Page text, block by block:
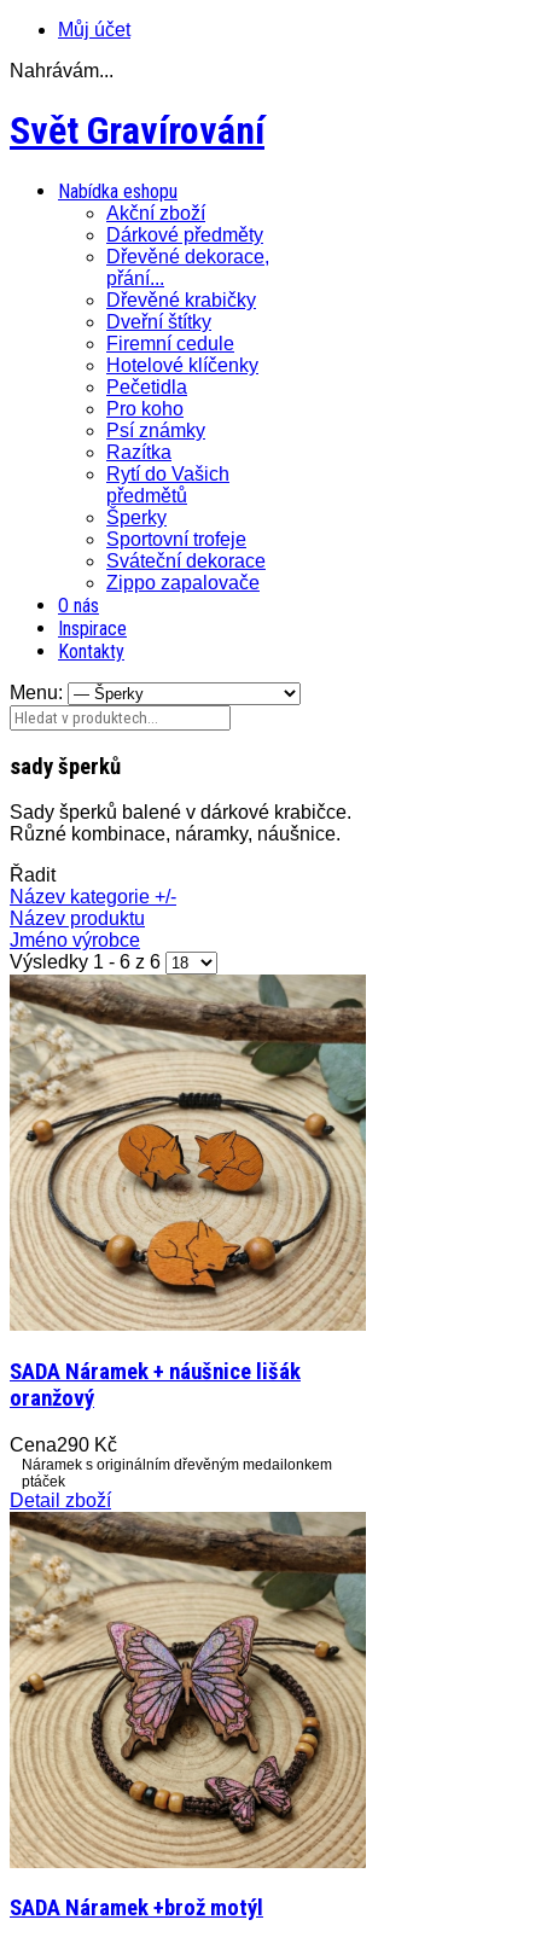
Můj účet
Nahrávám...
Svět Gravírování
Nabídka eshopu
Akční zboží
Dárkové předměty
Dřevěné dekorace,
přání...
Dřevěné krabičky
Dveřní štítky
Firemní cedule
Hotelové klíčenky
Pečetidla
Pro koho
Psí známky
Razítka
Rytí do Vašich
předmětů
Šperky
Sportovní trofeje
Sváteční dekorace
Zippo zapalovače
O nás
Inspirace
Kontakty
Menu:
sady šperků
Sady šperků balené v dárkové krabičce.
Různé kombinace, náramky, náušnice.
Řadit
Název kategorie +/-
Název produktu
Jméno výrobce
Výsledky 1 - 6 z 6
SADA Náramek + náušnice lišák
oranžový
Cena290 Kč
Náramek s originálním dřevěným medailonkem
ptáček
Detail zboží
SADA Náramek +brož motýl